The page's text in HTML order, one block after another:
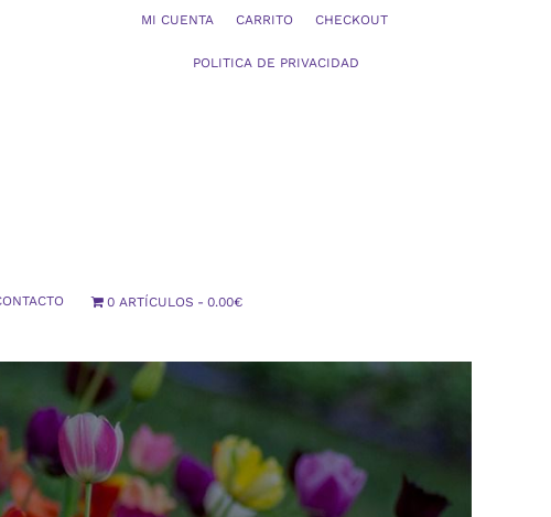
MI CUENTA CARRITO CHECKOUT
POLITICA DE PRIVACIDAD
0 ARTÍCULOS 0.00€